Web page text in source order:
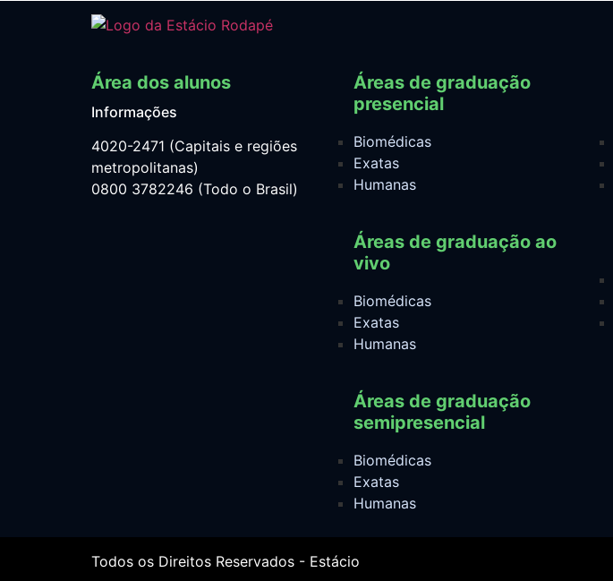
Área dos alunos
Informações
4020-2471 (Capitais e regiões
metropolitanas)
0800 3782246 (Todo o Brasil)
Áreas de graduação
presencial
Biomédicas
Exatas
Humanas
Áreas de graduação ao
vivo
Biomédicas
Exatas
Humanas
Áreas de graduação
semipresencial
Biomédicas
Exatas
Humanas
Todos os Direitos Reservados - Estácio